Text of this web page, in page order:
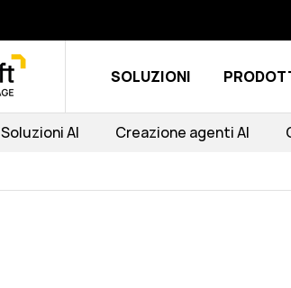
SOLUZIONI
Soluzioni AI Creazione agenti AI